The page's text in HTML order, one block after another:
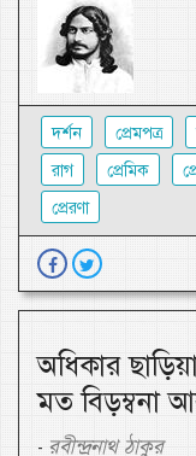
দর্শন প্রেমপত্র
রাগ
প্রেমিক
প্রেরণা
অধিকার
মত বিড়ম্বনা
- রবীন্দ্রনাথ ঠাকুর